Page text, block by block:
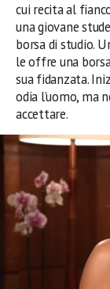
cui recita al
una giovane
borsa di studio.
le offre una
sua fidanzata.
odia l’uomo, ma
accettare.